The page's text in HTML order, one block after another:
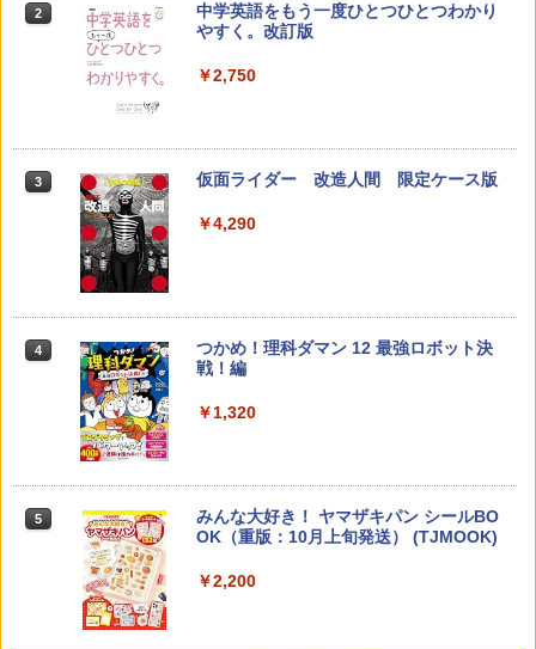
2 子どもが変わる魔法の言葉
￥2,200
3
カウンセリングとは何か 変化するという
4
「ことばで伝える」ができない子どもた
ち 誰が〈ことばの力〉を育てるのか
￥1,870
5
ゼロからわかる！ みるみる図形に強く
なるマンガ
￥1,430
2
パイロット スイスイおえかき for Study
何回も書ける! れんしゅうボード ひらが
な・カタカナ・すうじ・ABC 3歳以上 知
育
【くもん出版公式特別セット】くもん出
版(KUMON PUBLISHING) くもんの日本
￥4,046
Amazon Fire HD 10 キッズプロ (10イン
ンツが1年間使い放題
￥26,980
2
中学英語をもう一度ひとつひとつわかり
やすく。改訂版
￥2,750
3 仮面ライダー 改造人間 限定ケース版
￥4,290
4
つかめ！理科ダマン 12 最強ロボット決
戦！編
￥1,320
5
みんな大好き！ ヤマザキパン シールBO
OK（重版：10月上旬発送） (TJMOOK)
￥2,200